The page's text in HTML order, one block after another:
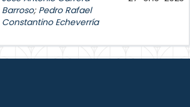
Barroso; Pedro Rafael
Constantino Echeverría